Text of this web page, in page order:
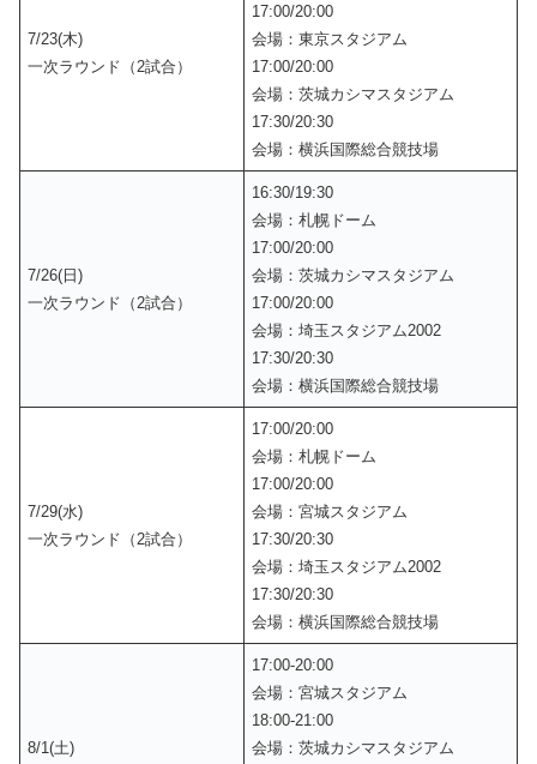
7/23(木)
一次ラウンド（2試合）
17:00/20:00
会場：東京スタジアム
17:00/20:00
会場：茨城カシマスタジアム
17:30/20:30
会場：横浜国際総合競技場
7/26(日)
一次ラウンド（2試合）
16:30/19:30
会場：札幌ドーム
17:00/20:00
会場：茨城カシマスタジアム
17:00/20:00
会場：埼玉スタジアム2002
17:30/20:30
会場：横浜国際総合競技場
7/29(水)
一次ラウンド（2試合）
17:00/20:00
会場：札幌ドーム
17:00/20:00
会場：宮城スタジアム
17:30/20:30
会場：埼玉スタジアム2002
17:30/20:30
会場：横浜国際総合競技場
8/1(土)
17:00-20:00
会場：宮城スタジアム
18:00-21:00
会場：茨城カシマスタジアム